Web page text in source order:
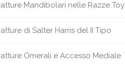
Mandibolari nelle Razze Toy
di Salter Harris del II Tipo
Omerali e Accesso Mediale